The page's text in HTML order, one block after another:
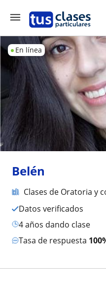
En línea
Belén
Clases de Oratoria y
Datos verificados
4 años dando clase
Tasa de respuesta